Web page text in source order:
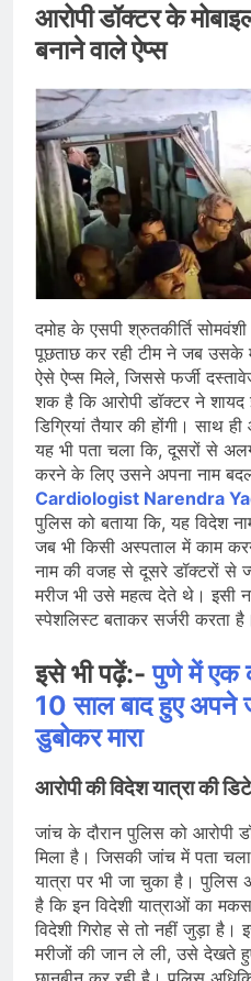
आरोपी डॉक्टर के
बनाने वाले ऐप्स
दमोह के एसपी श्रुतकीर्ति
पूछताछ कर रही टीम ने जब उसके
ऐसे ऐप्स मिले, जिससे फर्जी
शक है कि आरोपी डॉक्टर ने शायद
डिग्रियां तैयार की होंगी। साथ
यह भी पता चला कि, दूसरों से
करने के लिए उसने अपना नाम
Cardiologist Narendra
पुलिस को बताया कि, यह विदेश
जब भी किसी अस्पताल में काम
नाम की वजह से दूसरे डॉक्टरों से
मरीज भी उसे महत्व देते थे। इसी
स्पेशलिस्ट बताकर सर्जरी करता है।
इसे भी पढ़ें:-पुणे में एक
10 साल बाद हुए अपने
डुबोकर मारा
आरोपी की विदेश यात्रा की
जांच के दौरान पुलिस को आरोपी
मिला है। जिसकी जांच में पता
यात्रा पर भी जा चुका है।
है कि इन विदेशी यात्राओं का
विदेशी गिरोह से तो नहीं जुड़ा
मरीजों की जान ले ली, उसे देखते